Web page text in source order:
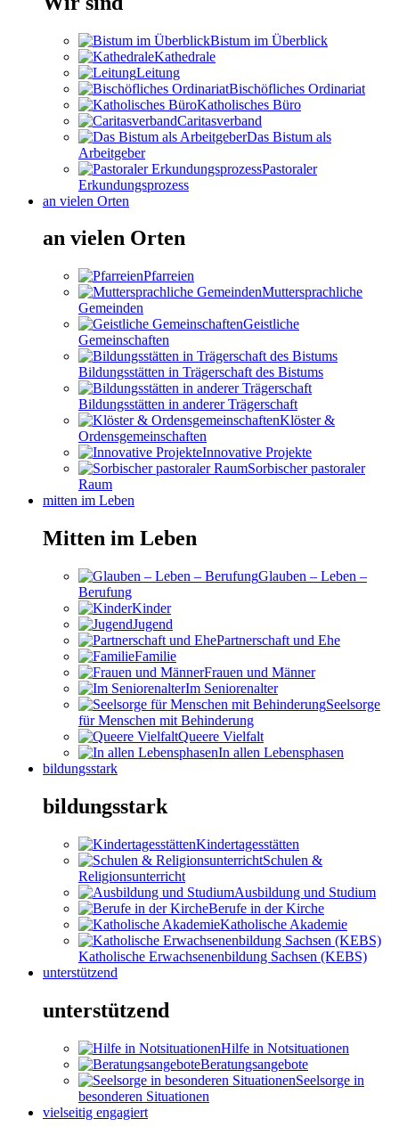
Bistum im Überblick
Kathedrale
Leitung
Bischöfliches Ordinariat
Katholisches Büro
Caritasverband
Das Bistum als
Arbeitgeber
Pastoraler
Erkundungsprozess
an vielen Orten
an vielen Orten
Pfarreien
Muttersprachliche
Gemeinden
Geistliche
Gemeinschaften
Bildungsstätten in Trägerschaft des Bistums
Bildungsstätten in anderer Trägerschaft
Klöster &
Ordensgemeinschaften
Innovative Projekte
Sorbischer pastoraler
Raum
mitten im Leben
Mitten im Leben
Glauben – Leben –
Berufung
Kinder
Jugend
Partnerschaft und Ehe
Familie
Frauen und Männer
Im Seniorenalter
Seelsorge
für Menschen mit Behinderung
Queere Vielfalt
In allen Lebensphasen
bildungsstark
bildungsstark
Kindertagesstätten
Schulen &
Religionsunterricht
Ausbildung und Studium
Berufe in der Kirche
Katholische Akademie
Katholische Erwachsenenbildung Sachsen (KEBS)
unterstützend
unterstützend
Hilfe in Notsituationen
Beratungsangebote
Seelsorge in
besonderen Situationen
vielseitig engagiert